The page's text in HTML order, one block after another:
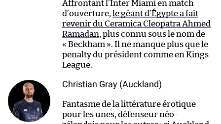
Affrontant l’Inter Miami en match
d’ouverture, le géant d’Égypte a fait
revenir du Ceramica Cleopatra Ahmed
Ramadan, plus connu sous le nom de
« Beckham ». Il ne manque plus que le
penalty du président comme en Kings
League.
Christian Gray (Auckland)
Fantasme de la littérature érotique
pour les unes, défenseur néo-